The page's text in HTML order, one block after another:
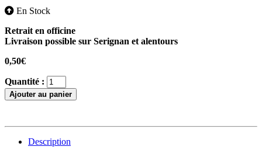
En Stock
Retrait en officine
Livraison possible sur Serignan et alentours
0,50€
Quantité :
Ajouter au panier
Description